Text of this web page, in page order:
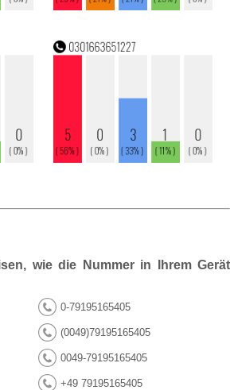
wie die Nummer in Ihrem Gerät
0-79195165405
(0049)79195165405
0049-79195165405
+49 79195165405